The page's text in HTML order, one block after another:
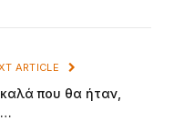
ARTICLE
καλά που θα ήταν,